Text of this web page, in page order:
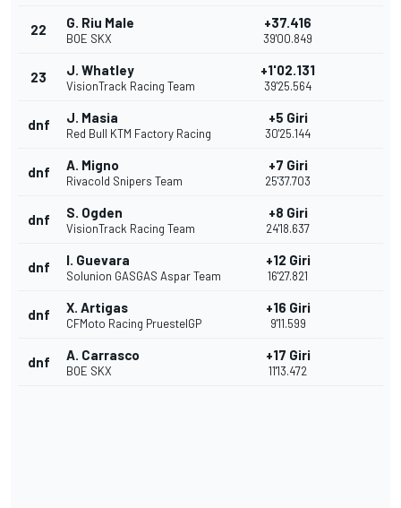
22 G. Riu Male
BOE SKX
+37.416
39'00.849
23 J. Whatley
VisionTrack Racing Team
+1'02.131
39'25.564
dnf J. Masia
Red Bull KTM Factory Racing
+5 Giri
30'25.144
dnf A. Migno
Rivacold Snipers Team
+7 Giri
25'37.703
dnf S. Ogden
VisionTrack Racing Team
+8 Giri
24'18.637
dnf I. Guevara
Solunion GASGAS Aspar Team
+12 Giri
16'27.821
dnf X. Artigas
CFMoto Racing PruestelGP
+16 Giri
9'11.599
dnf A. Carrasco
BOE SKX
+17 Giri
11'13.472